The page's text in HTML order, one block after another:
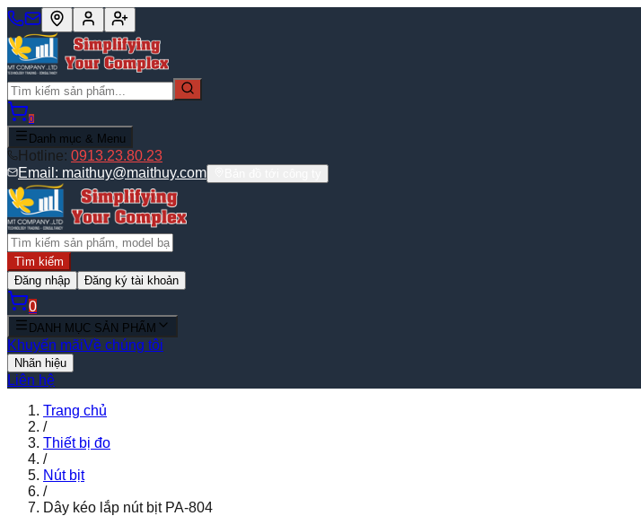
0
Danh mục & Menu
Hotline: 0913.23.80.23
Email: maithuy@maithuy.com
Tìm kiếm
Đăng nhập
Đăng ký tài khoản
0
DANH MỤC SẢN PHẨM
Khuyến mãiVề chúng tôi
Nhãn hiệu
Liên hệ
Trang chủ
/
Thiết bị đo
/
Nút bịt
/
Dây kéo lắp nút bịt PA-804